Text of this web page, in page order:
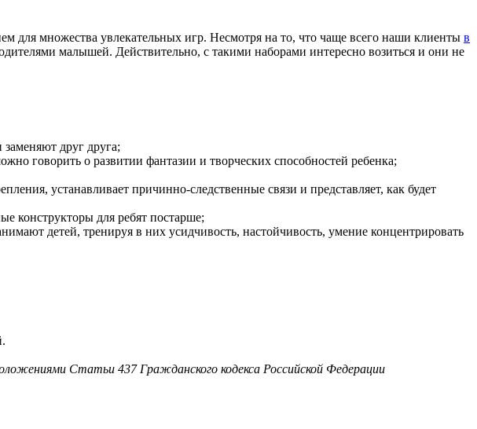
множества увлекательных игр. Несмотря на то, что чаще всего наши клиенты в
малышей. Действительно, с такими наборами интересно возиться и они не
друг друга;
говорить о развитии фантазии и творческих способностей ребенка;
устанавливает причинно-следственные связи и представляет, как будет
конструкторы для ребят постарше;
детей, тренируя в них усидчивость, настойчивость, умение концентрировать
Статьи 437 Гражданского кодекса Российской Федерации